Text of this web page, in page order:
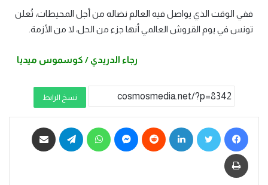
ففي الوقت الذي يواصل فيه العالم نضاله من أجل المحيطات، تُعلن
تونس في يوم القروش العالمي أنها جزء من الحل، لا من الأزمة.
رجاء الدريدي / كوسموس ميديا
نسخ الرابط